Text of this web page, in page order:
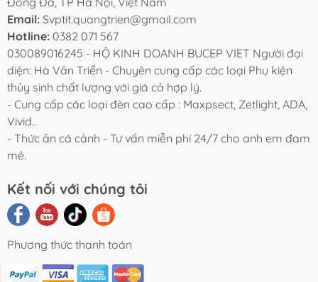
Viết Chia Video Review
Email: Svptit.quangtrien@gmail.com
Hotline: 0382 071 567
030089016245 - HỘ KINH DOANH BUCEP VIET Người đại
diện: Hà Văn Triển - Chuyên cung cấp các loại Phụ kiện
thủy sinh chất lượng với giá cả hợp lý.
- Cung cấp các loại đèn cao cấp : Maxpsect, Zetlight, ADA,
Vivid..
- Thức ăn cá cảnh - Tư vấn miễn phí 24/7 cho anh em đam
mê.
Kết nối với chúng tôi
Phương thức thanh toán